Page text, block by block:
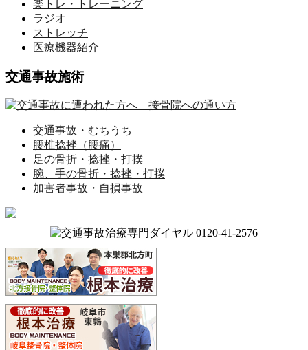
楽トレ・トレーニング
ラジオ
ストレッチ
医療機器紹介
交通事故施術
交通事故・むちうち
腰椎捻挫（腰痛）
足の骨折・捻挫・打撲
腕、手の骨折・捻挫・打撲
加害者事故・自損事故